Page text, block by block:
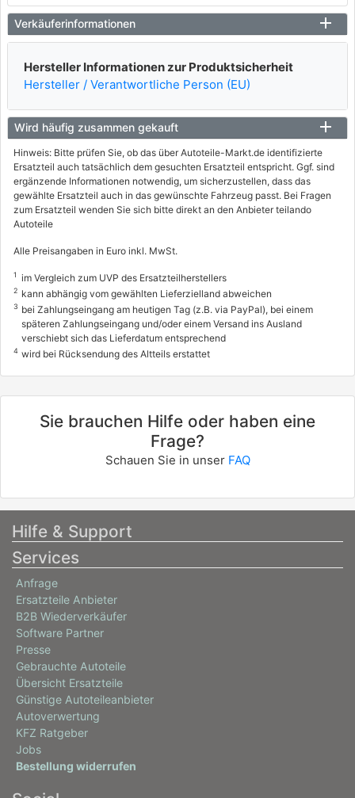
Verkäuferinformationen
Hersteller Informationen zur Produktsicherheit
Hersteller / Verantwortliche Person (EU)
Wird häufig zusammen gekauft
Hinweis: Bitte prüfen Sie, ob das über Autoteile-Markt.de identifizierte
Ersatzteil auch tatsächlich dem gesuchten Ersatzteil entspricht. Ggf. sind
ergänzende Informationen notwendig, um sicherzustellen, dass das
gewählte Ersatzteil auch in das gewünschte Fahrzeug passt. Bei Fragen
zum Ersatzteil wenden Sie sich bitte direkt an den Anbieter teilando
Autoteile
Alle Preisangaben in Euro inkl. MwSt.
1 im Vergleich zum UVP des Ersatzteilherstellers
2 kann abhängig vom gewählten Lieferzielland abweichen
3 bei Zahlungseingang am heutigen Tag (z.B. via PayPal), bei einem
späteren Zahlungseingang und/oder einem Versand ins Ausland
verschiebt sich das Lieferdatum entsprechend
4 wird bei Rücksendung des Altteils erstattet
Sie brauchen Hilfe oder haben eine
Frage?
Schauen Sie in unser FAQ
Hilfe & Support
Services
Anfrage
Ersatzteile Anbieter
B2B Wiederverkäufer
Software Partner
Presse
Gebrauchte Autoteile
Übersicht Ersatzteile
Günstige Autoteileanbieter
Autoverwertung
KFZ Ratgeber
Jobs
Bestellung widerrufen